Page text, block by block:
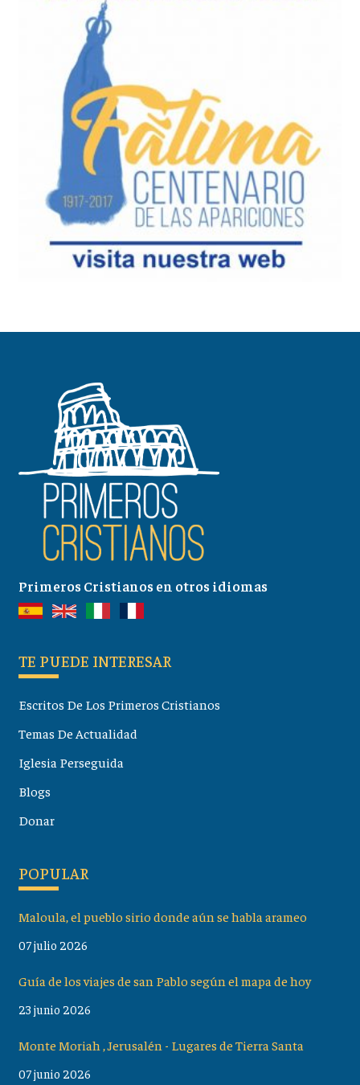
Primeros Cristianos en otros idiomas
TE PUEDE INTERESAR
Escritos De Los Primeros Cristianos
Temas De Actualidad
Iglesia Perseguida
Blogs
Donar
POPULAR
Maloula, el pueblo sirio donde aún se habla arameo
07 julio 2026
Guía de los viajes de san Pablo según el mapa de hoy
23 junio 2026
Monte Moriah , Jerusalén - Lugares de Tierra Santa
07 junio 2026